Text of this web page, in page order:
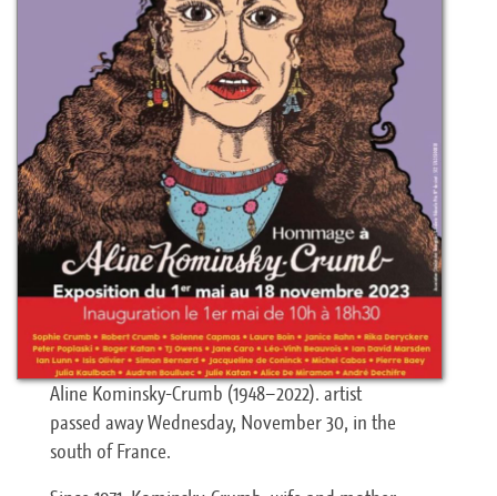
Aline Kominsky-Crumb (1948–2022). artist
passed away Wednesday, November 30, in the
south of France.